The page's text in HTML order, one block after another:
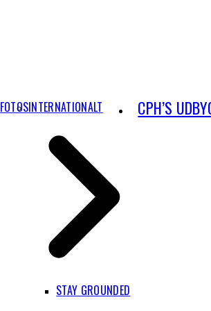
FOTOSINTERNATIONALT
STAY GROUNDED
CPH’S